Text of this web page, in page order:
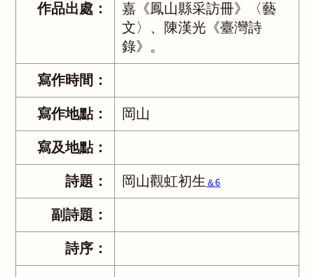
作品出處：
嘉《鳳山縣采訪冊》〈藝
文〉、陳漢光《臺灣詩
錄》。
寫作時間：
寫作地點： 岡山
寫及地點：
詩題： 岡山觀虹初生 ＆6
副詩題：
詩序：